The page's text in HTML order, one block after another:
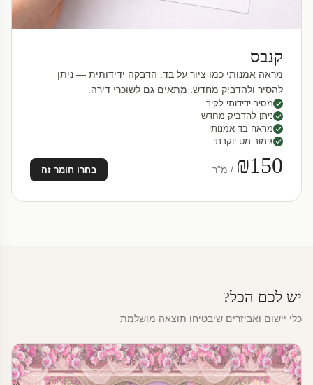
קנבס
מראה אמנותי כמו ציור על בד. הדבקה ידידותית — ניתן
להסיר ולהדביק מחדש. מתאים גם לשוכרי דירה.
מסיר ידידותי לקיר
ניתן להדביק מחדש
מראה בד אמנותי
גימור מט יוקרתי
₪150 / מ"ר בחרו חומר זה
יש לכם הכל?
כלי יישום ואביזרים שיבטיחו תוצאה מושלמת